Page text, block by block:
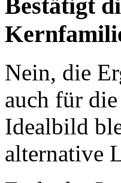
Bestätigt
Nein, die
auch für
Idealbild
alternative